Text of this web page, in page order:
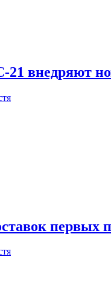
внедряют
первых